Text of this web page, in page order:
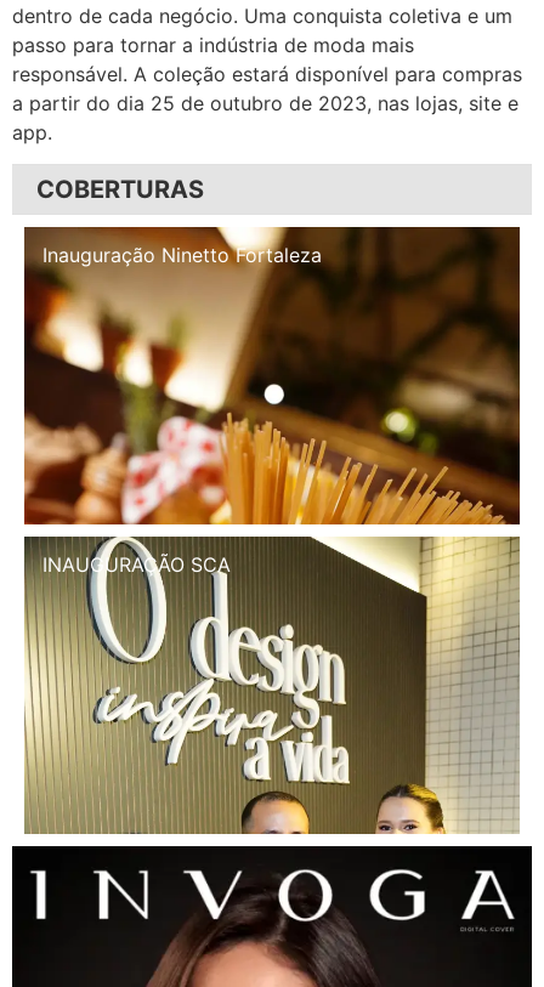
dentro de cada negócio. Uma conquista coletiva e um
passo para tornar a indústria de moda mais
responsável. A coleção estará disponível para compras
a partir do dia 25 de outubro de 2023, nas lojas, site e
app.
COBERTURAS
Inauguração Illa Café
INAUGURAÇÃO SCA